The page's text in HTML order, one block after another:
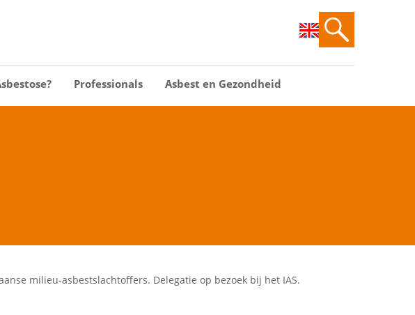
Professionals Asbest en Gezondheid
milieu-asbestslachtoffers. Delegatie op bezoek bij het IAS.